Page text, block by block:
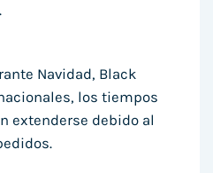
Navidad, Black
los tiempos
extenderse debido al